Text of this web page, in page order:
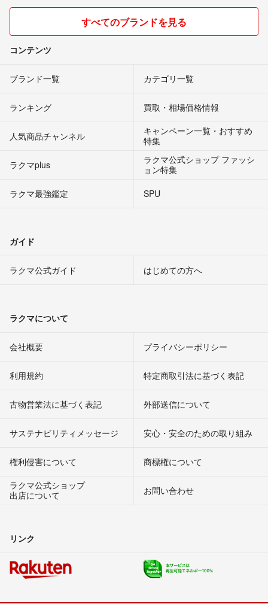
すべてのブランドを見る
コンテンツ
ブランド一覧 カテゴリ一覧
ランキング 買取・相場価格情報
人気商品チャンネル
キャンペーン一覧・おすすめ
特集
ラクマplus
ラクマ公式ショップ ファッシ
ョン特集
ラクマ最強鑑定
SPU
ガイド
ラクマ公式ガイド はじめての方へ
ラクマについて
会社概要 プライバシーポリシー
利用規約 特定商取引法に基づく表記
古物営業法に基づく表記 外部送信について
サステナビリティメッセージ 安心・安全のための取り組み
権利侵害について
商標権について
ラクマ公式ショップ
出店について
お問い合わせ
リンク